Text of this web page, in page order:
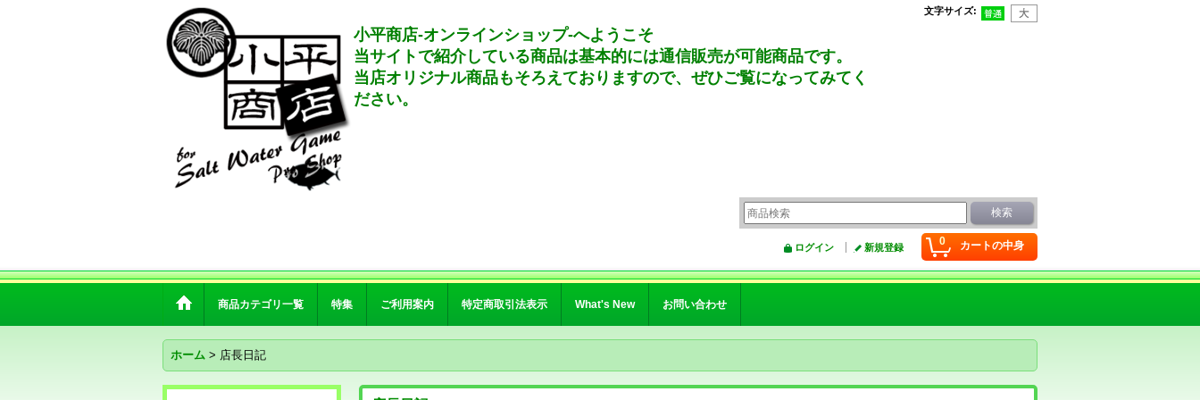
小平商店-オンラインショップ-へようこそ
当サイトで紹介している商品は基本的には通信販売が可能商品です。
当店オリジナル商品もそろえておりますので、ぜひご覧になってみてく
ださい。
文字サイズ:
0 カートの中身
ログイン 新規登録
商品カテゴリ一覧 特集 ご利用案内 特定商取引法表示 What's New お問い合わせ
ホーム > 店長日記